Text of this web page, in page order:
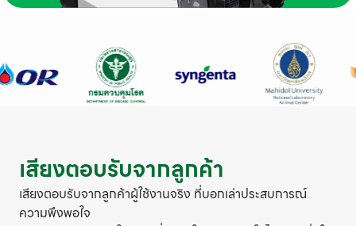
เสียงตอบรับจากลูกค้า
เสียงตอบรับจากลูกค้าผู้ใช้งานจริง ที่บอกเล่าประสบการณ์
ความพึงพอใจ